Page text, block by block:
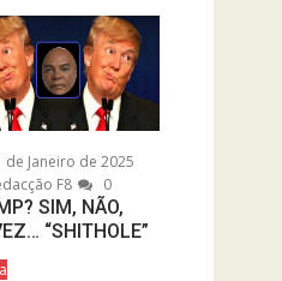
de Janeiro de 2025
F8
0
SIM, NÃO,
“SHITHOLE”